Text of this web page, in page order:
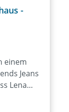
-
einem
Jeans
Lena